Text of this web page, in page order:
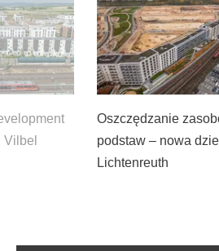
Oszczędzanie
podstaw – nowa
Lichtenreuth